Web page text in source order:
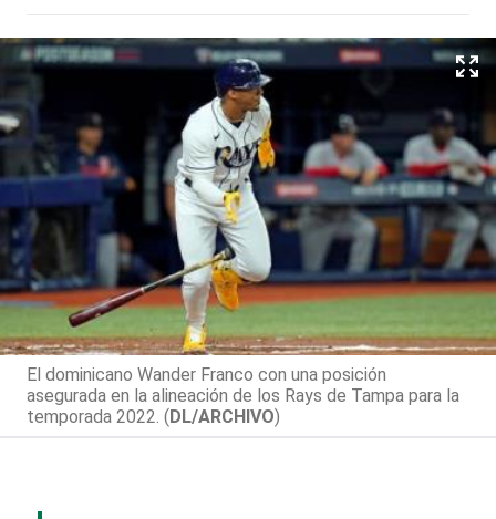
El dominicano Wander Franco con una posición
asegurada en la alineación de los Rays de Tampa para la
temporada 2022. (DL/ARCHIVO)